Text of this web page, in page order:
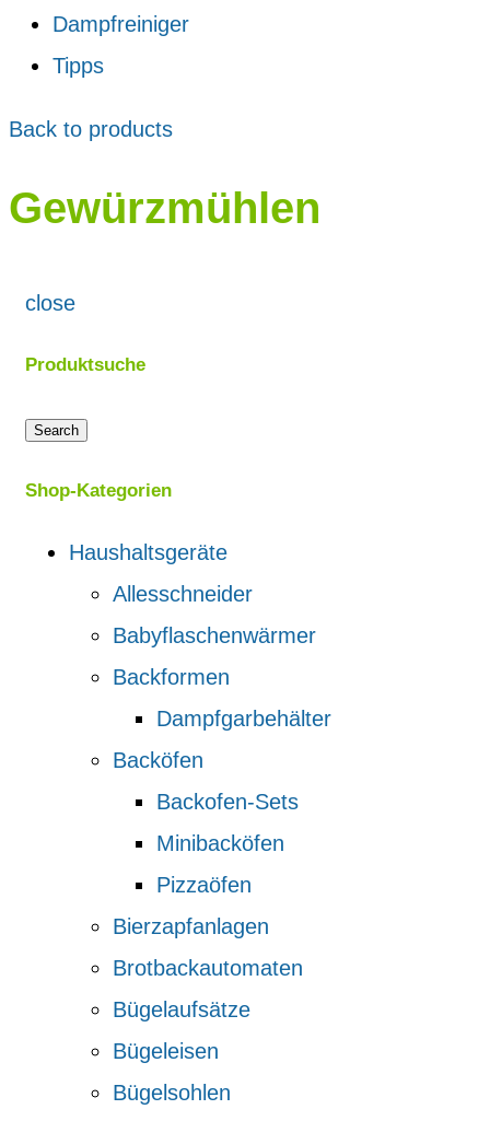
Dampfreiniger
Tipps
Back to products
Gewürzmühlen
close
Produktsuche
Search
Shop-Kategorien
Haushaltsgeräte
Allesschneider
Babyflaschenwärmer
Backformen
Dampfgarbehälter
Backöfen
Backofen-Sets
Minibacköfen
Pizzaöfen
Bierzapfanlagen
Brotbackautomaten
Bügelaufsätze
Bügeleisen
Bügelsohlen